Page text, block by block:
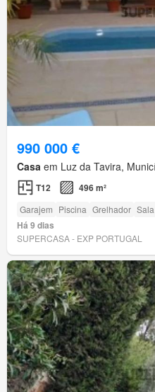
990 000 €
Casa em Luz da Tavira,
T12 496 m²
Garajem Piscina Grelhador
Há 9 dias
SUPERCASA - EXP PORTUGAL